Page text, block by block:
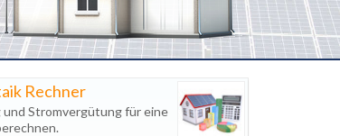
Rechner
Stromvergütung für eine